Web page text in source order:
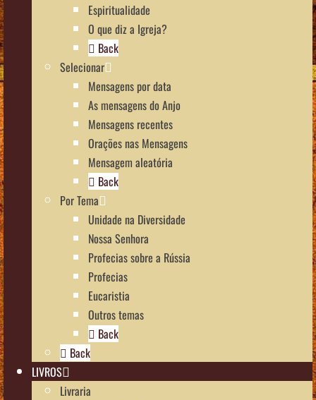
Espiritualidade
O que diz a Igreja?
Back
Selecionar
Mensagens por data
As mensagens do Anjo
Mensagens recentes
Orações nas Mensagens
Mensagem aleatória
Back
Por Tema
Unidade na Diversidade
Nossa Senhora
Profecias sobre a Rússia
Profecias
Eucaristia
Outros temas
Back
Back
LIVROS
Livraria